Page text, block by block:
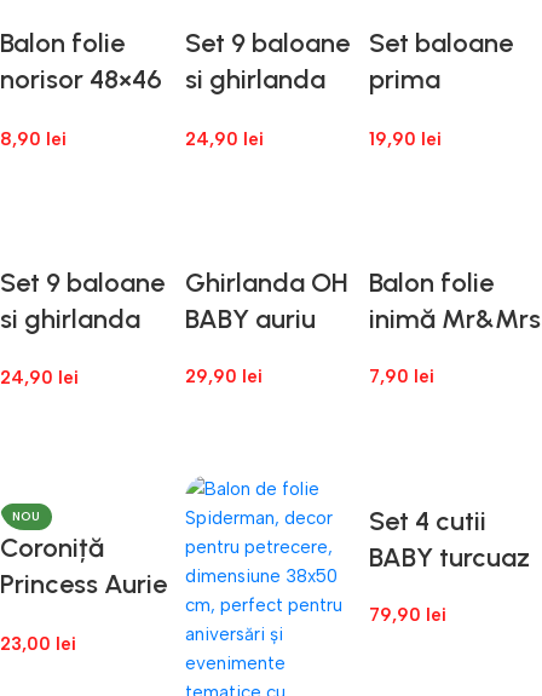
Balon folie
norisor 48×46
8,90 lei
Set 9 baloane
si ghirlanda
albastru
24,90 lei
Set baloane
prima
fetiță
19,90 lei
Set 9 baloane
si ghirlanda
roz
24,90 lei
Ghirlanda OH
BABY auriu
29,90 lei
Balon folie
inimă Mr&Mrs
7,90 lei
NOU
Coroniță
Princess Aurie
Strălucitoare
23,00 lei
Set 4 cutii
BABY turcuaz
79,90 lei